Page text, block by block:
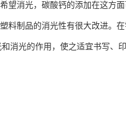
望消光，碳酸钙的添加在这方
料制品的消光性有很大改进。
消光的作用，使之适宜书写、